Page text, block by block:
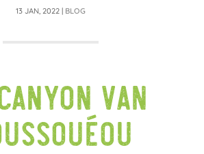
13 JAN, 2022 | BLOG
van